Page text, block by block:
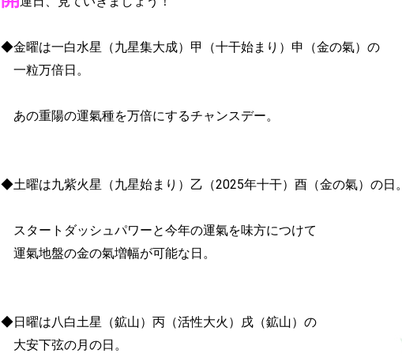
◆金曜は一白水星（九星集大成）甲（十干始まり）申（金の氣）の
一粒万倍日。
あの重陽の運氣種を万倍にするチャンスデー。
◆土曜は九紫火星（九星始まり）乙（2025年十干）酉（金の氣）の日。
スタートダッシュパワーと今年の運氣を味方につけて
運氣地盤の金の氣増幅が可能な日。
◆日曜は八白土星（鉱山）丙（活性大火）戌（鉱山）の
大安下弦の月の日。